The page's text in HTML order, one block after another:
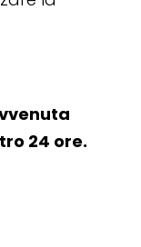
24 ore.